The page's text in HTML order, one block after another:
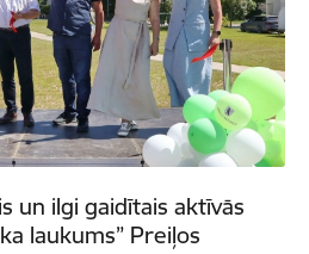
un ilgi gaidītais aktīvās
laukums” Preiļos